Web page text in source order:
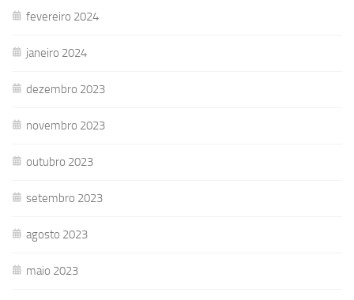
fevereiro 2024
janeiro 2024
dezembro 2023
novembro 2023
outubro 2023
setembro 2023
agosto 2023
maio 2023